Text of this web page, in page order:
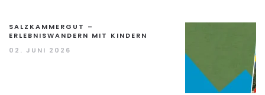
SALZKAMMERGUT –
ERLEBNISWANDERN MIT KINDERN
02. JUNI 2026